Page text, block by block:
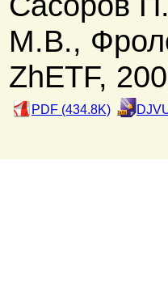
М.В.,
ZhETF,
PDF (434.8K)